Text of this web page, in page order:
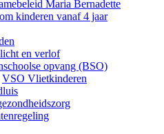
Maria Bernadette
kinderen vanaf 4 jaar
en verlof
opvang (BSO)
VSO Vlietkinderen